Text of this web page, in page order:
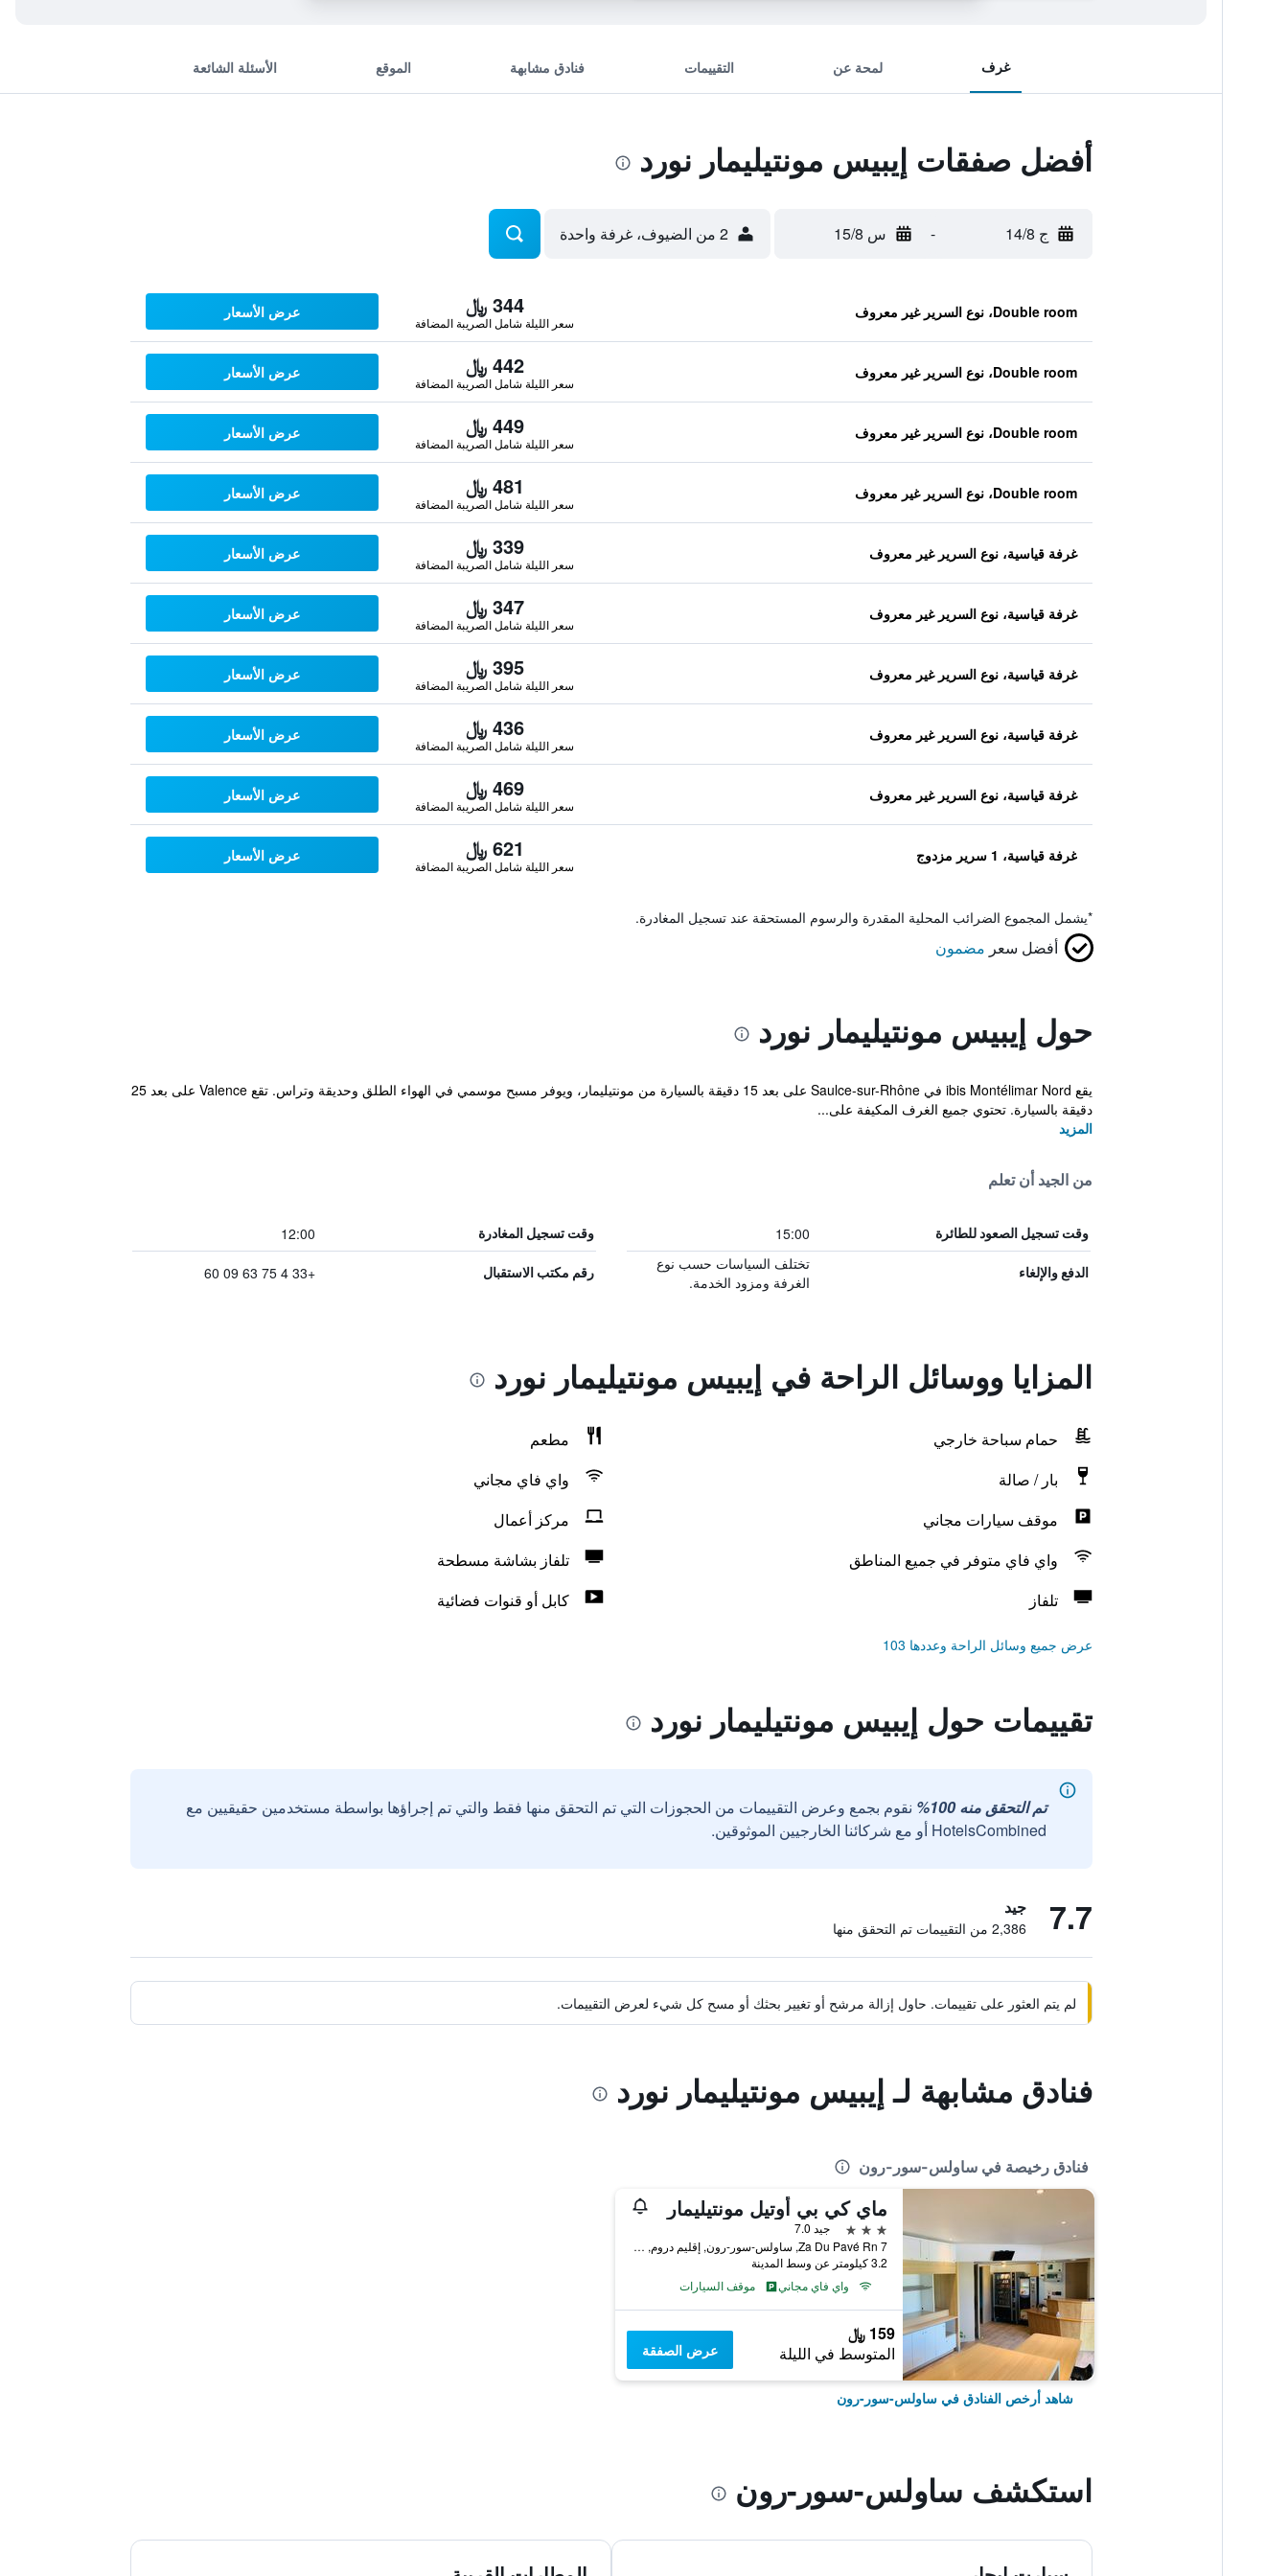
غرف لمحة عن التقييمات فنادق مشابهة الموقع الأسئلة الشائعة
أفضل صفقات إيبيس مونتيليمار نورد
ج 14/8 - س 15/8 2 من الضيوف، غرفة واحدة
Double room، نوع السرير غير معروف 344 ﷼
سعر الليلة شامل الصريبة المضافة
عرض الأسعار
Double room، نوع السرير غير معروف 442 ﷼
سعر الليلة شامل الصريبة المضافة
عرض الأسعار
Double room، نوع السرير غير معروف 449 ﷼
سعر الليلة شامل الصريبة المضافة
عرض الأسعار
Double room، نوع السرير غير معروف 481 ﷼
سعر الليلة شامل الصريبة المضافة
عرض الأسعار
غرفة قياسية، نوع السرير غير معروف 339 ﷼
سعر الليلة شامل الصريبة المضافة
عرض الأسعار
غرفة قياسية، نوع السرير غير معروف 347 ﷼
سعر الليلة شامل الصريبة المضافة
عرض الأسعار
غرفة قياسية، نوع السرير غير معروف 395 ﷼
سعر الليلة شامل الصريبة المضافة
عرض الأسعار
غرفة قياسية، نوع السرير غير معروف 436 ﷼
سعر الليلة شامل الصريبة المضافة
عرض الأسعار
غرفة قياسية، نوع السرير غير معروف 469 ﷼
سعر الليلة شامل الصريبة المضافة
عرض الأسعار
غرفة قياسية، 1 سرير مزدوج 621 ﷼
سعر الليلة شامل الصريبة المضافة
عرض الأسعار
*يشمل المجموع الضرائب المحلية المقدرة والرسوم المستحقة عند تسجيل المغادرة.
أفضل سعر مضمون
حول إيبيس مونتيليمار نورد
يقع ibis Montélimar Nord في Saulce-sur-Rhône على بعد 15 دقيقة بالسيارة من مونتيليمار، ويوفر مسبح موسمي في الهواء الطلق وحديقة وتراس. تقع Valence على بعد 25
دقيقة بالسيارة. تحتوي جميع الغرف المكيفة على...
المزيد
من الجيد أن تعلم
وقت تسجيل الصعود للطائرة 15:00 وقت تسجيل المغادرة 12:00
الدفع والإلغاء
تختلف السياسات حسب نوع
الغرفة ومزود الخدمة.
رقم مكتب الاستقبال +33 4 75 63 09 60
المزايا ووسائل الراحة في إيبيس مونتيليمار نورد
حمام سباحة خارجي
مطعم
بار / صالة
واي فاي مجاني
موقف سيارات مجاني
مركز أعمال
واي فاي متوفر في جميع المناطق
تلفاز بشاشة مسطحة
تلفاز
كابل أو قنوات فضائية
عرض جميع وسائل الراحة وعددها 103
تقييمات حول إيبيس مونتيليمار نورد
تم التحقق منه 100%
نقوم بجمع وعرض التقييمات من الحجوزات التي تم التحقق منها فقط والتي تم إجراؤها بواسطة مستخدمين حقيقيين مع
HotelsCombined أو مع شركائنا الخارجيين الموثوقين.
7.7 جيد
2,386 من التقييمات تم التحقق منها
لم يتم العثور على تقييمات. حاول إزالة مرشح أو تغيير بحثك أو مسح كل شيء لعرض التقييمات.
فنادق مشابهة لـ إيبيس مونتيليمار نورد
فنادق رخيصة في ساولس-سور-رون
ماي كي بي أوتيل مونتيليمار
3 نجوم
جيد 7.0
Za Du Pavé Rn 7, ساولس-سور-رون, إقليم دروم, فرنسا
3.2 كيلومتر عن وسط المدينة
واي فاي مجاني
موقف السيارات
159 ﷼
المتوسط في الليلة عرض الصفقة
شاهد أرخص الفنادق في ساولس-سور-رون
استكشف ساولس-سور-رون